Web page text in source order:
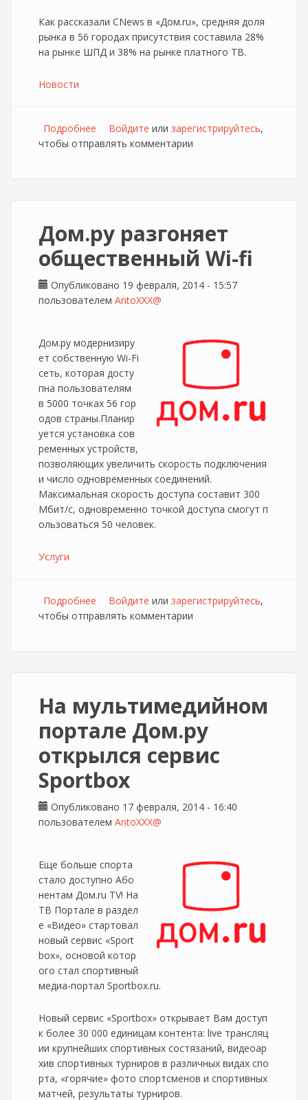
Как рассказали CNews в «Дом.ru», средняя доля
рынка в 56 городах присутствия составила 28%
на рынке ШПД и 38% на рынке платного ТВ.
Новости
Подробнее о Дом.ру отчитался об увеличении доли
рынка за 2013г
Войдите или зарегистрируйтесь,
чтобы отправлять комментарии
Дом.ру разгоняет
общественный Wi-fi
Опубликовано 19 февраля, 2014 - 15:57
пользователем AntoXXX@
Дом.ру модернизиру
ет собственную Wi-Fi
сеть, которая досту
пна пользователям
в 5000 точках 56 гор
одов страны.Планир
уется установка сов
ременных устройств,
позволяющих увеличить скорость подключения
и число одновременных соединений.
Максимальная скорость доступа составит 300
Мбит/с, одновременно точкой доступа смогут п
ользоваться 50 человек.
Услуги
Подробнее о Дом.ру разгоняет общественный Wi-fi
Войдите или зарегистрируйтесь,
чтобы отправлять комментарии
На мультимедийном
портале Дом.ру
открылся сервис
Sportbox
Опубликовано 17 февраля, 2014 - 16:40
пользователем AntoXXX@
Еще больше спорта
стало доступно Або
нентам Дом.ru TV! На
ТВ Портале в раздел
е «Видео» стартовал
новый сервис «Sport
box», основой котор
ого стал спортивный
медиа-портал Sportbox.ru.
Новый сервис «Sportbox» открывает Вам доступ
к более 30 000 единицам контента: live трансляц
ии крупнейших спортивных состязаний, видеоар
хив спортивных турниров в различных видах спо
рта, «горячие» фото спортсменов и спортивных
матчей, результаты турниров.